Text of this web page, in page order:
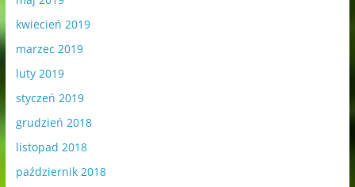
kwiecień 2019
marzec 2019
luty 2019
styczeń 2019
grudzień 2018
listopad 2018
październik 2018